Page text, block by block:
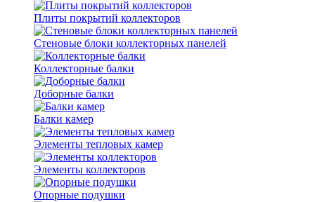
Плиты покрытий коллекторов
Стеновые блоки коллекторных панелей
Коллекторные балки
Доборные балки
Балки камер
Элементы тепловых камер
Элементы коллекторов
Опорные подушки